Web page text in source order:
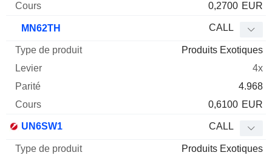
0,2700 EUR
MN62TH CALL
Produits Exotiques
4x
4.968
0,6100 EUR
UN6SW1 CALL
Produits Exotiques